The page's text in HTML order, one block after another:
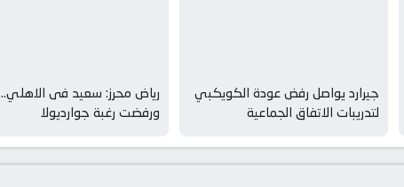
جيرارد يواصل رفض عودة الكويكبي
لتدريبات الاتفاق الجماعية
رياض محرز: سعيد فى الاهلي..
ورفضت رغبة جوارديولا